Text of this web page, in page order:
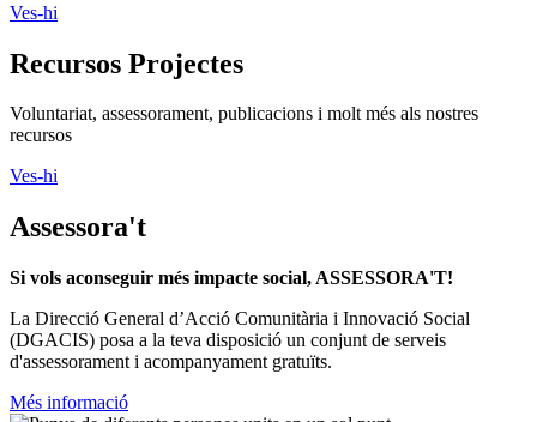
Ves-hi
Recursos Projectes
Voluntariat, assessorament, publicacions i molt més als nostres
recursos
Ves-hi
Assessora't
Si vols aconseguir més impacte social, ASSESSORA'T!
La Direcció General d’Acció Comunitària i Innovació Social
(DGACIS) posa a la teva disposició un conjunt de serveis
d'assessorament i acompanyament gratuïts.
Més informació